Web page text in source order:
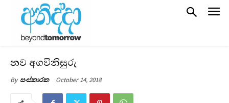
නව අගවිනිසුරු
By සංස්කාරක October 14, 2018